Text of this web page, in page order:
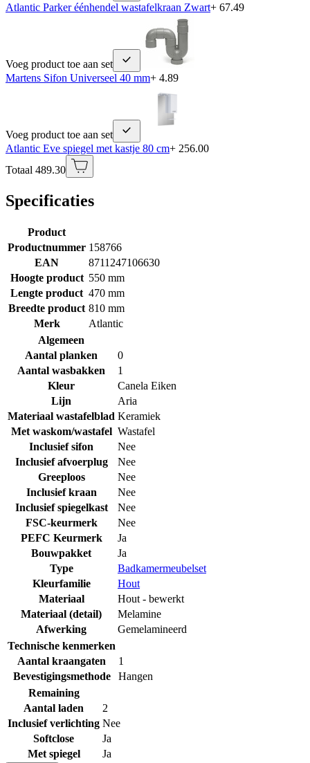
Atlantic Parker éénhendel wastafelkraan Zwart+ 67.49
Voeg product toe aan set
Martens Sifon Universeel 40 mm+ 4.89
Voeg product toe aan set
Atlantic Eve spiegel met kastje 80 cm+ 256.00
Totaal 489.30
Specificaties
Product
Productnummer 158766
EAN
8711247106630
Hoogte product 550 mm
Lengte product 470 mm
Breedte product 810 mm
Merk
Atlantic
Algemeen
Aantal planken
0
Aantal wasbakken
1
Kleur
Canela Eiken
Lijn
Aria
Materiaal wastafelblad Keramiek
Met waskom/wastafel Wastafel
Inclusief sifon
Nee
Inclusief afvoerplug
Nee
Greeploos
Nee
Inclusief kraan
Nee
Inclusief spiegelkast
Nee
FSC-keurmerk
Nee
PEFC Keurmerk
Ja
Bouwpakket
Ja
Type
Badkamermeubelset
Kleurfamilie
Hout
Materiaal
Hout - bewerkt
Materiaal (detail)
Melamine
Afwerking
Gemelamineerd
Technische kenmerken
Aantal kraangaten
1
Bevestigingsmethode
Hangen
Remaining
Aantal laden
2
Inclusief verlichting Nee
Softclose
Ja
Met spiegel
Ja